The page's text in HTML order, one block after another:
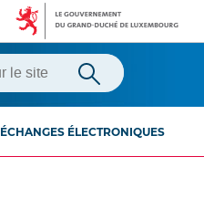
ÉCHANGES ÉLECTRONIQUES